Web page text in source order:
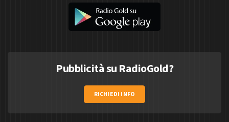
Pubblicità su RadioGold?
RICHIEDI INFO